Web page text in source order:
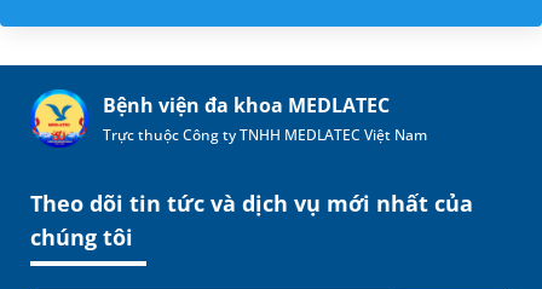
Bệnh viện đa khoa MEDLATEC
Trực thuộc Công ty TNHH MEDLATEC Việt Nam
Theo dõi tin tức và dịch vụ mới nhất của
chúng tôi